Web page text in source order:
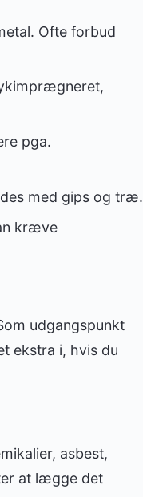
Ofte forbud
pga.
med gips og træ.
kræve
udgangspunkt
ekstra i, hvis du
asbest,
at lægge det